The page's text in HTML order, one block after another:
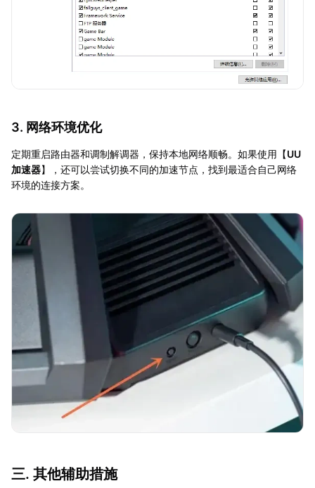
3. 网络环境优化
定期重启路由器和调制解调器，保持本地网络顺畅。如果使用【UU
加速器】，还可以尝试切换不同的加速节点，找到最适合自己网络
环境的连接方案。
三. 其他辅助措施